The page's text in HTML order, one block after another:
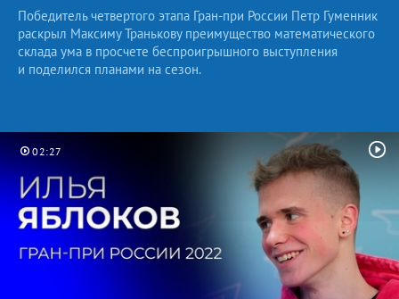
Победитель четвертого этапа Гран-при России Петр Гуменник
раскрыл Максиму Транькову преимущество математического
склада ума в просчете беспроигрышного выступления
и поделился планами на сезон.
02:27